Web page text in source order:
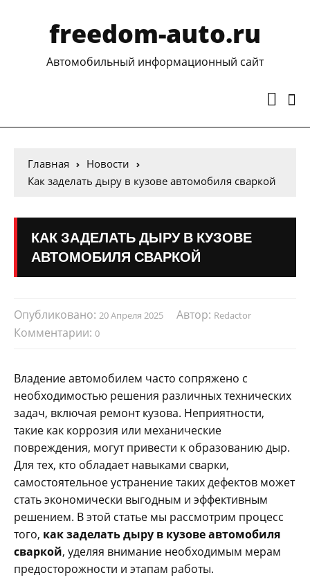
freedom-auto.ru
Автомобильный информационный сайт
Главная
Новости
Как заделать дыру в кузове автомобиля сваркой
КАК ЗАДЕЛАТЬ ДЫРУ В КУЗОВЕ
АВТОМОБИЛЯ СВАРКОЙ
Опубликовано: 20 Апреля 2025 Автор: Redactor
Комментарии: 0
Владение автомобилем часто сопряжено с
необходимостью решения различных технических
задач, включая ремонт кузова. Неприятности,
такие как коррозия или механические
повреждения, могут привести к образованию дыр.
Для тех, кто обладает навыками сварки,
самостоятельное устранение таких дефектов может
стать экономически выгодным и эффективным
решением. В этой статье мы рассмотрим процесс
того, как заделать дыру в кузове автомобиля
сваркой, уделяя внимание необходимым мерам
предосторожности и этапам работы.